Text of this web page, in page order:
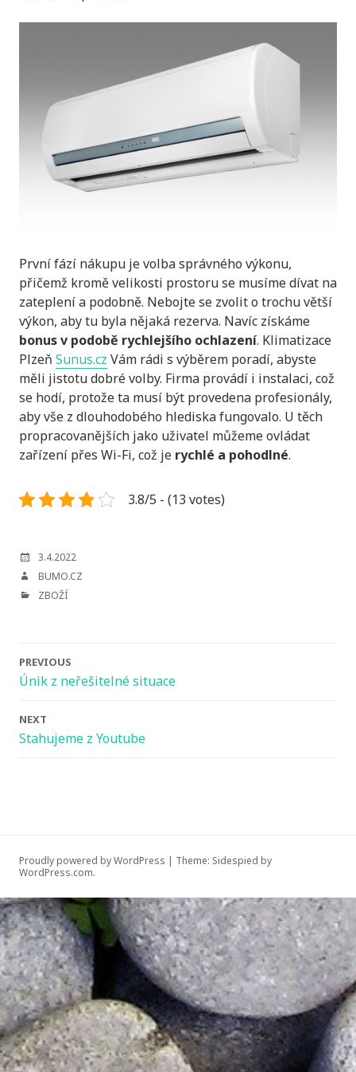
První fází nákupu je volba správného výkonu,
přičemž kromě velikosti prostoru se musíme dívat na
zateplení a podobně. Nebojte se zvolit o trochu větší
výkon, aby tu byla nějaká rezerva. Navíc získáme
bonus v podobě rychlejšího ochlazení. Klimatizace
Plzeň Sunus.cz Vám rádi s výběrem poradí, abyste
měli jistotu dobré volby. Firma provádí i instalaci, což
se hodí, protože ta musí být provedena profesionály,
aby vše z dlouhodobého hlediska fungovalo. U těch
propracovanějších jako uživatel můžeme ovládat
zařízení přes Wi-Fi, což je rychlé a pohodlné.
3.8/5 - (13 votes)
POSTED
3.4.2022
AUTHOR
BUMO.CZ
CATEGORIES
ZBOŽÍ
Post
navigation
PREVIOUS
Únik z neřešitelné situace
NEXT
Stahujeme z Youtube
Proudly powered by WordPress | Theme: Sidespied by
WordPress.com.